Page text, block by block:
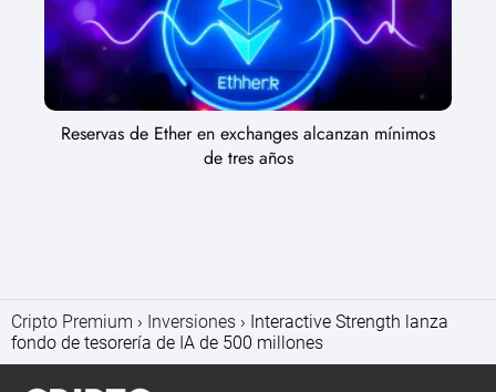
Reservas de Ether en exchanges alcanzan mínimos
de tres años
Cripto Premium Inversiones
Interactive Strength lanza
fondo de tesorería de IA de 500 millones